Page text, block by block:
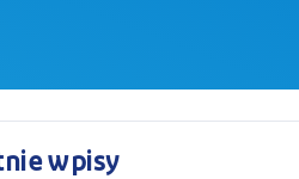
wpisy